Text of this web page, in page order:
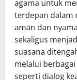
agama untuk
terdepan dalam
aman dan
sekaligus
suasana
melalui
seperti dialog